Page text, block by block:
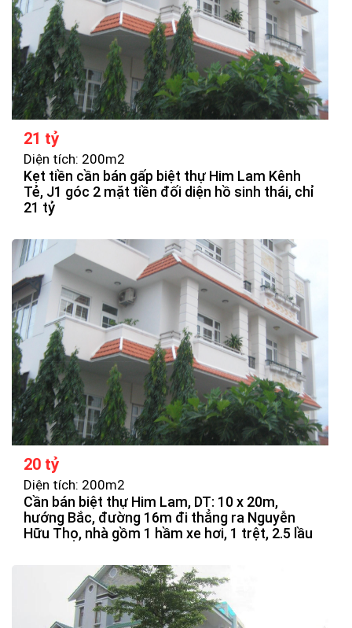
21 tỷ
Diện tích: 200m2
Kẹt tiền cần bán gấp biệt thự Him Lam Kênh
Tẻ, J1 góc 2 mặt tiền đối diện hồ sinh thái, chỉ
21 tỷ
20 tỷ
Diện tích: 200m2
Cần bán biệt thự Him Lam, DT: 10 x 20m,
hướng Bắc, đường 16m đi thẳng ra Nguyễn
Hữu Thọ, nhà gồm 1 hầm xe hơi, 1 trệt, 2.5 lầu